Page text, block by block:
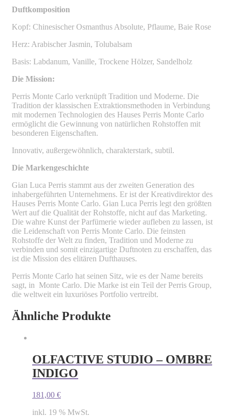
Duftkomposition
Kopf: Chinesischer Osmanthus Absolute, Pflaume, Baie Rose
Herz: Arabischer Jasmin, Tolubalsam
Basis: Labdanum, Vanille, Trockene Hölzer, Sandelholz
Die Mission:
Perris Monte Carlo verknüpft Tradition und Moderne. Die
Tradition der klassischen Extraktionsmethoden in Verbindung
mit modernen Technologien des Hauses Perris Monte Carlo
ermöglicht die Gewinnung von natürlichen Rohstoffen mit
besonderen Eigenschaften.
Innovativ, außergewöhnlich, charakterstark, subtil.
Die Markengeschichte
Gian Luca Perris stammt aus der zweiten Generation des
inhabergeführten Unternehmens. Er ist der Kreativdirektor des
Hauses Perris Monte Carlo. Gian Luca Perris legt den größten
Wert auf die Qualität der Rohstoffe, nicht auf das Marketing.
Die wahre Kunst der Parfümerie wieder aufleben zu lassen, ist
die Leidenschaft von Perris Monte Carlo. Die feinsten
Rohstoffe der Welt zu finden, Tradition und Moderne zu
verbinden und somit einzigartige Duftnoten zu erschaffen, das
ist die Mission des elitären Dufthauses.
Perris Monte Carlo hat seinen Sitz, wie es der Name bereits
sagt, in Monte Carlo. Die Marke ist ein Teil der Perris Group,
die weltweit ein luxuriöses Portfolio vertreibt.
Ähnliche Produkte
OLFACTIVE STUDIO – OMBRE
INDIGO
181,00 €
inkl. 19 % MwSt.